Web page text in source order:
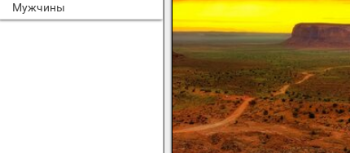
Мужчины